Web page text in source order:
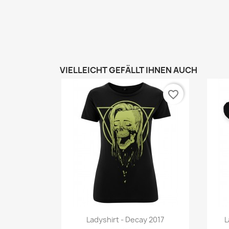
VIELLEICHT GEFÄLLT IHNEN AUCH
Vorschau
Ladyshirt - Decay 2017
favorite_border